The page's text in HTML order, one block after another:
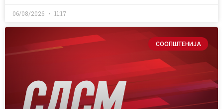
06/08/2026 11:17
СООПШТЕНИЈА